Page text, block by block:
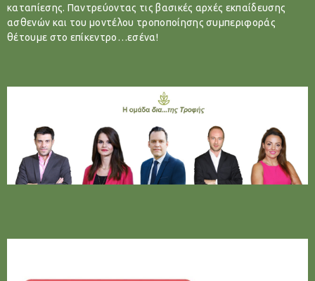
καταπίεσης. Παντρεύοντας τις βασικές αρχές εκπαίδευσης
ασθενών και του μοντέλου τροποποίησης συμπεριφοράς
θέτουμε στο επίκεντρο…εσένα!